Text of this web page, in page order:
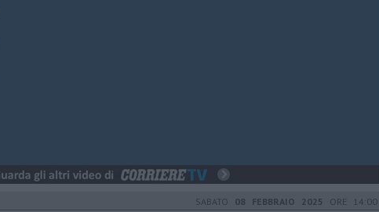
SABATO 08 FEBBRAIO 2025 ORE 14:00